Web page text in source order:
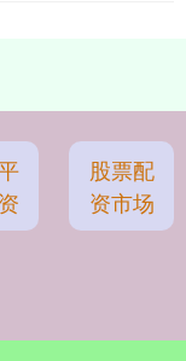
股票配
资市场